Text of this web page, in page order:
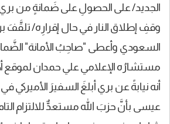
الجديد/ على الحصولِ على ضَمانةٍ من
وقفِ إطلاق النار في حال إقرارِه/
السعودي وأعطى "صاحِبُ الأمانة"
مستشارُه الإعلامي علي حمدان
أنه نيابةً عن بري أبلغَ السفيرَ
عيسى بأنَّ حزبَ الله مستعدٌّ للالتزام